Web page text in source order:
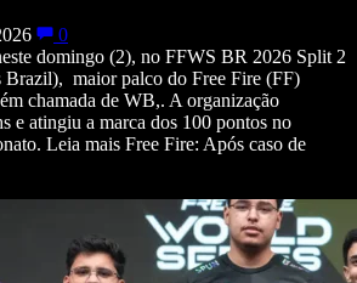
0
domingo (2), no FFWS BR 2026 Split 2
Brazil), maior palco do Free Fire (FF)
chamada de WB,. A organização
e atingiu a marca dos 100 pontos no
Leia mais Free Fire: Após caso de